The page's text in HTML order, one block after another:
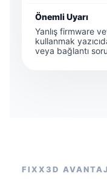
Önemli Uyarı
Yanlış firmware
kullanmak
veya bağlantı
FIXX3D